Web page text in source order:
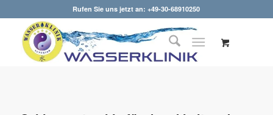
Rufen Sie uns jetzt an: +49-30-68910250